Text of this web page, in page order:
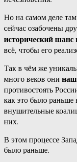
Но на самом деле
сейчас озабочены
исторический шанс
всё, чтобы его
Так в чём же
много веков они
противостоять
как это было раньше
внушительные
них.
В этом процессе
было раньше.